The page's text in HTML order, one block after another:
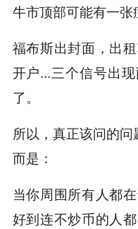
牛市顶部可能有一张
福布斯出封面，出
开户...三个信号出
了。
所以，真正该问的问
而是：
当你周围所有人都
好到连不炒币的人